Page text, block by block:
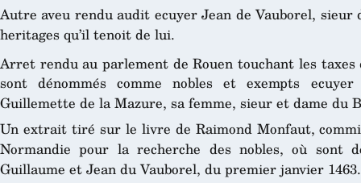
Autre aveu rendu audit ecuyer Jean de Vauborel,
heritages qu’il tenoit de lui.
Arret rendu au parlement de Rouen touchant les taxes
sont dénommés comme nobles et exempts
Guillemette de la Mazure, sa femme, sieur et dame du
Un extrait tiré sur le livre de Raimond Monfaut,
Normandie pour la recherche des nobles, où sont
Guillaume et Jean du Vauborel, du premier janvier 1463.